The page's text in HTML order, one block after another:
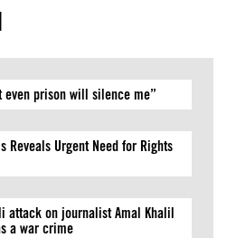
even prison will silence me”
Reveals Urgent Need for Rights
attack on journalist Amal Khalil
a war crime